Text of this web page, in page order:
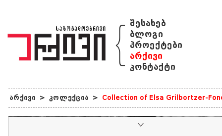
{ შესახებ
ბლოგი
პროექტები
არქივი
კონტაქტი
არქივი > კოლექცია > Collection of Elsa Grilbortzer-